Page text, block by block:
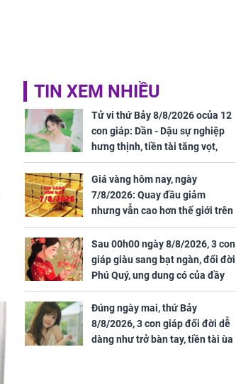
TIN XEM NHIỀU
Tử vi thứ Bảy 8/8/2026 ocủa 12
con giáp: Dần - Dậu sự nghiệp
hưng thịnh, tiền tài tăng vọt,
Mão - Thân công việc bất trắc,
tiền mất tật mang
Giá vàng hôm nay, ngày
7/8/2026: Quay đầu giảm
nhưng vẫn cao hơn thế giới trên
7 triệu đồng
Sau 00h00 ngày 8/8/2026, 3 con
giáp giàu sang bạt ngàn, đổi đời
Phú Quý, ung dung có của đầy
nhà, ngày càng hưng thịnh sung
túc
Đúng ngày mai, thứ Bảy
8/8/2026, 3 con giáp đổi đời dễ
dàng như trở bàn tay, tiền tài ùa